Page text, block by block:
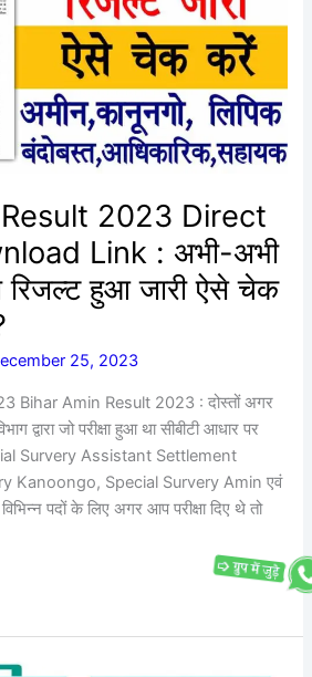
2023 Direct
Link : अभी-अभी
रिजल्ट हुआ जारी ऐसे चेक
25, 2023
Bihar Amin Result 2023 : दोस्तों अगर
द्वारा जो परीक्षा हुआ था सीबीटी आधार पर
Survery Assistant Settlement
Kanoongo, Special Survery Amin एवं
पदों के लिए अगर आप परीक्षा दिए थे तो